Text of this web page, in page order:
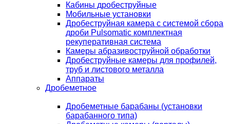
Кабины дробеструйные
Мобильные установки
Дробеструйная камера с системой сбора
дроби Pulsomatic комплектная
рекуперативная система
Камеры абразивоструйной обработки
Дробеструйные камеры для профилей,
труб и листового металла
Аппараты
Дробеметное
Дробеметные барабаны (установки
барабанного типа)